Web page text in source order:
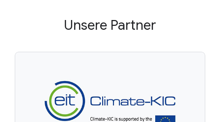
Unsere Partner